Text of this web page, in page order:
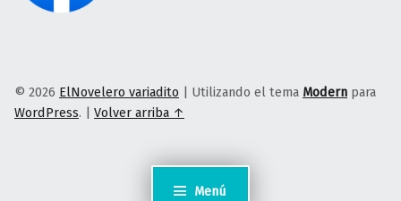
Menú
© 2026 ElNovelero variadito | Utilizando el tema Modern para
WordPress. | Volver arriba ↑